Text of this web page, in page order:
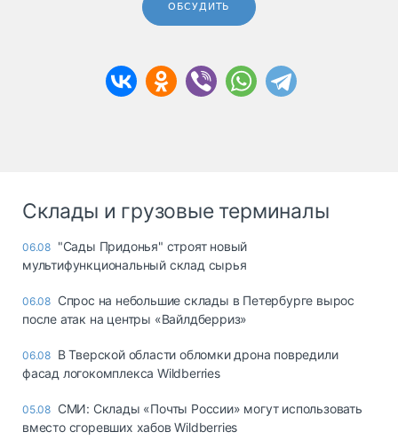
ОБСУДИТЬ
Склады и грузовые терминалы
06.08 "Сады Придонья" строят новый
мультифункциональный склад сырья
06.08 Спрос на небольшие склады в Петербурге вырос
после атак на центры «Вайлдберриз»
06.08 В Тверской области обломки дрона повредили
фасад логокомплекса Wildberries
05.08 СМИ: Склады «Почты России» могут использовать
вместо сгоревших хабов Wildberries